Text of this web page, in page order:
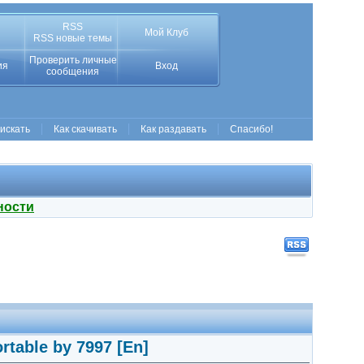
RSS
RSS новые темы
Мой Клуб
Проверить личные
сообщения
Вход
Как скачивать Как раздавать Спасибо!
by 7997 [En]